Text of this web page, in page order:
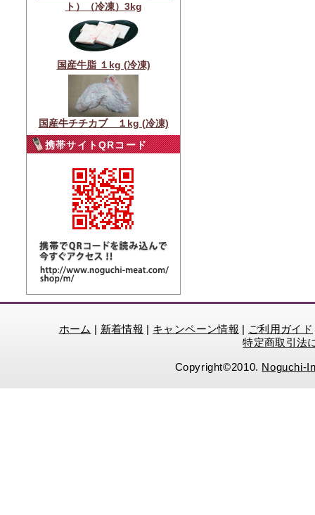
ト）（冷凍）3kg
国産牛脂 １kg (冷凍)
国産牛チチカブ １kg (冷凍)
携帯サイトQRコード
ホーム 新着情報 キャンペーン情報 ご利用ガイド
特定商取引法
Copyright©2010. Noguchi-